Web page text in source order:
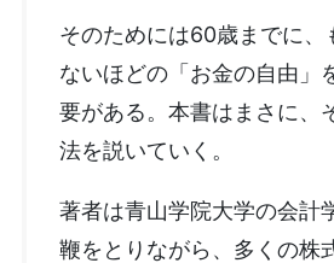
そのためには60歳までに、
ないほどの「お金の自由」
要がある。本書はまさに、
法を説いていく。
著者は青山学院大学の会計
鞭をとりながら、多くの株